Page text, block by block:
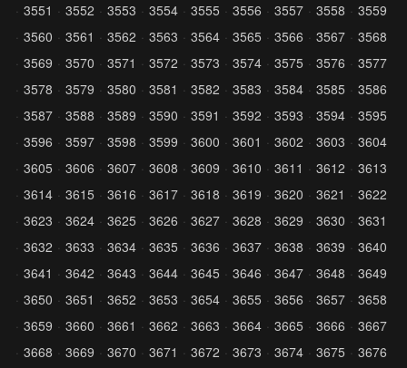
3551
3552 3553 3554 3555 3556 3557 3558
3559
3560
3561 3562 3563 3564 3565 3566 3567
3568
3569
3570 3571 3572 3573 3574 3575 3576
3577
3578
3579 3580 3581 3582 3583 3584 3585
3586
3587
3588 3589 3590 3591 3592 3593 3594
3595
3596
3597 3598 3599 3600 3601 3602 3603
3604
3605
3606 3607 3608 3609 3610 3611 3612
3613
3614
3615 3616 3617 3618 3619 3620 3621
3622
3623
3624 3625 3626 3627 3628 3629 3630
3631
3632
3633 3634 3635 3636 3637 3638 3639
3640
3641
3642 3643 3644 3645 3646 3647 3648
3649
3650
3651 3652 3653 3654 3655 3656 3657
3658
3659
3660 3661 3662 3663 3664 3665 3666
3667
3668
3669 3670 3671 3672 3673 3674 3675
3676